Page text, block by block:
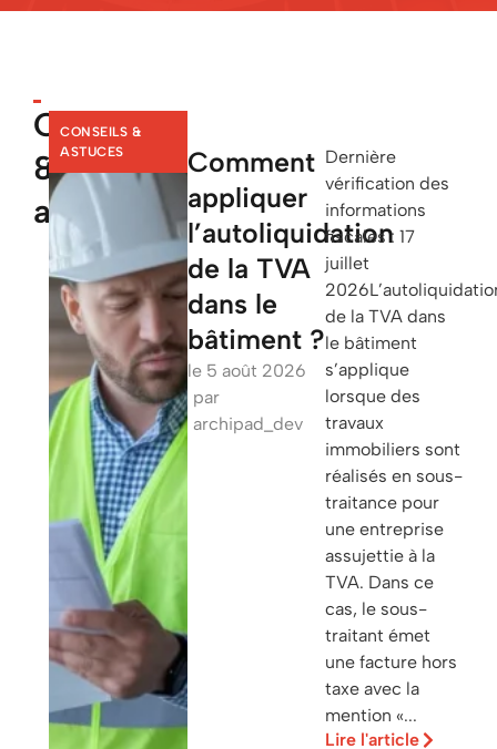
Conseils
&
astuces
CONSEILS &
ASTUCES
Comment
appliquer
l’autoliquidation
de la TVA
dans le
bâtiment ?
le 5 août 2026
par
archipad_dev
Dernière
vérification des
informations
fiscales : 17
juillet
de la TVA dans
le bâtiment
s’applique
lorsque des
travaux
immobiliers sont
réalisés en sous-
traitance pour
une entreprise
assujettie à la
TVA. Dans ce
cas, le sous-
traitant émet
une facture hors
taxe avec la
mention «...
Lire l'article